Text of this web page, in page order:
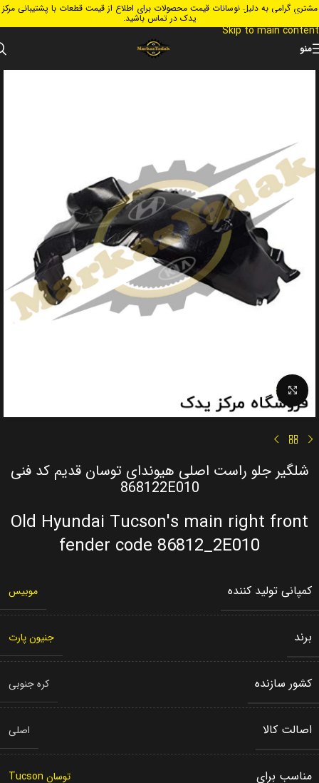
Skip to navigation
Skip to main content
مشتری گرامی به دلیل نوسانات قیمت محصولات برای اطلاع از قیمت قطعات با پشتیبانی مرکز
یدک در تماس باشید.
منو
Click to enlarge
شلگیر جلو راست اصلی هیوندای توسان قدیم کد فنی
868122E010
Old Hyundai Tucson's main right front
fender code 86812_2E010
کمپانی تولید کننده موبیس
برند جنیون پارت
کشور سازنده کره جنوبی
اصالت کالا اصلی
مناسب برای توسان Tucson